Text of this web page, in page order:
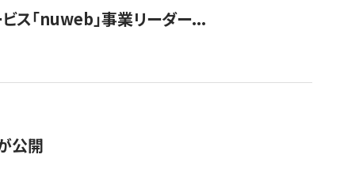
ビス「nuweb」事業リーダー...
公開